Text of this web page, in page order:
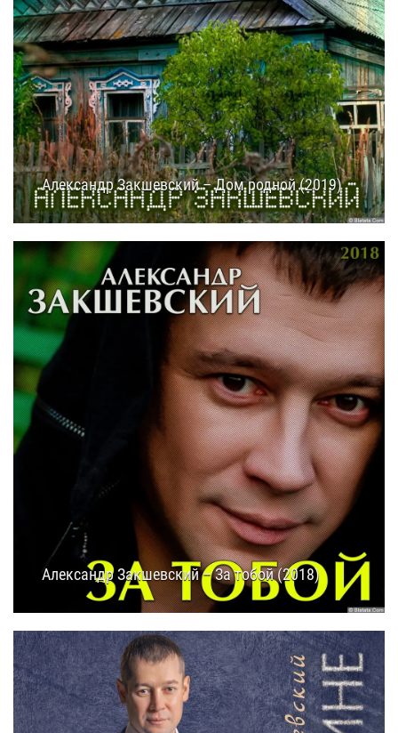
Александр Закшевский – Дом родной (2019)
09.03.202511:50
Александр Закшевский – За тобой (2018)
21.02.2025 18:30